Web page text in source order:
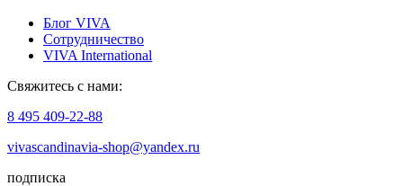
Блог VIVA
Сотрудничество
VIVA International
Свяжитесь с нами:
8 495 409-22-88
vivascandinavia-shop@yandex.ru
подписка